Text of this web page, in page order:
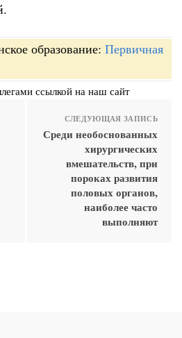
образование: Первичная
ссылкой на наш сайт
СЛЕДУЮЩАЯ ЗАПИСЬ
Среди необоснованных
хирургических
вмешательств, при
пороках развития
половых органов,
наиболее часто
выполняют